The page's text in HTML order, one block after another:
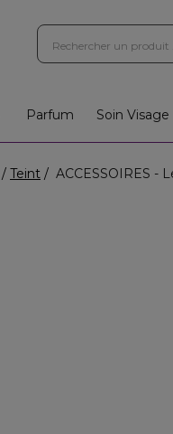
Parfum Soin Visage
Teint ACCESSOIRES -